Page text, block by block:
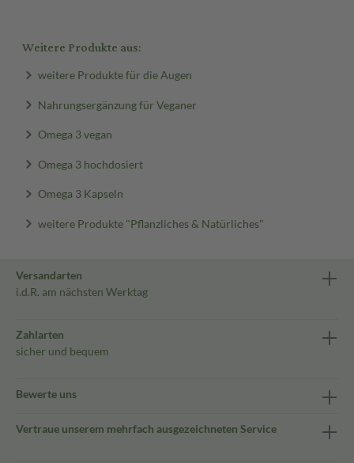
Weitere Produkte aus:
weitere Produkte für die Augen
Nahrungsergänzung für Veganer
Omega 3 vegan
Omega 3 hochdosiert
Omega 3 Kapseln
weitere Produkte "Pflanzliches & Natürliches"
Versandarten
i.d.R. am nächsten Werktag
Zahlarten
sicher und bequem
Bewerte uns
Vertraue unserem mehrfach ausgezeichneten Service